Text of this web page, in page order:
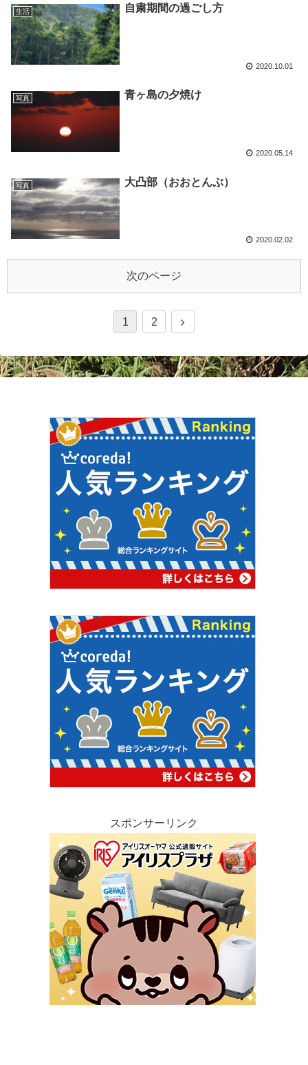
生活 自粛期間の過ごし方
2020.10.01
写真 青ヶ島の夕焼け
2020.05.14
写真 大凸部（おおとんぶ）
2020.02.02
次のページ
1 2
スポンサーリンク